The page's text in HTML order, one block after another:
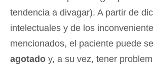
tendencia a divagar). A partir de
intelectuales y de los
mencionados, el paciente puede
agotado y, a su vez, tener